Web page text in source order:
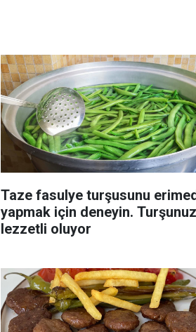
Taze fasulye turşusunu
yapmak için deneyin.
lezzetli oluyor